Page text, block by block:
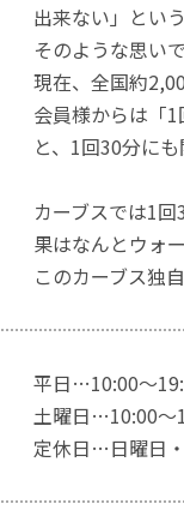
出来ない」とい
そのような思い
現在、全国約
会員様からは「
と、1回30分に
カーブスでは1
果はなんとウォ
このカーブス独
平日…10:00～
土曜日…10:00～
定休日…日曜日